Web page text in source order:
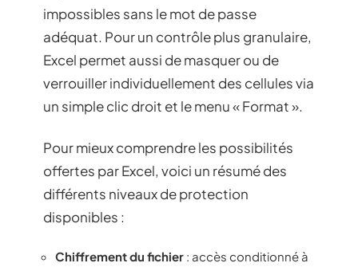
impossibles sans le mot de passe
adéquat. Pour un contrôle plus granulaire,
Excel permet aussi de masquer ou de
verrouiller individuellement des cellules via
un simple clic droit et le menu « Format ».
Pour mieux comprendre les possibilités
offertes par Excel, voici un résumé des
différents niveaux de protection
disponibles :
Chiffrement du fichier : accès conditionné à